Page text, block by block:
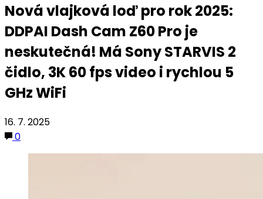
Nová vlajková loď pro rok 2025:
DDPAI Dash Cam Z60 Pro je
neskutečná! Má Sony STARVIS 2
čidlo, 3K 60 fps video i rychlou 5
GHz WiFi
16. 7. 2025
0